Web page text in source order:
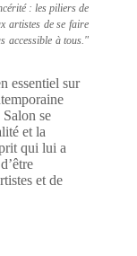
: les piliers de
artistes de se faire
accessible à tous."
essentiel sur
se
et la
qui lui a
et de